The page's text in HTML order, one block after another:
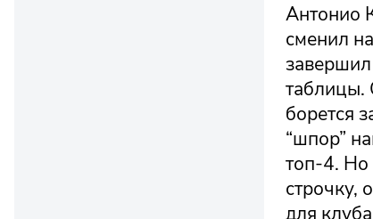
Антонио
сменил
таблицы.
борется
“шпор”
топ-4. Но
строчку,
для